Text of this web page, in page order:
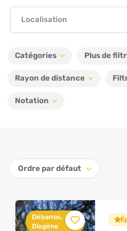
Catégories Plus de
Rayon de distance
Notation
Ordre par défaut
Débarras,
Diogène